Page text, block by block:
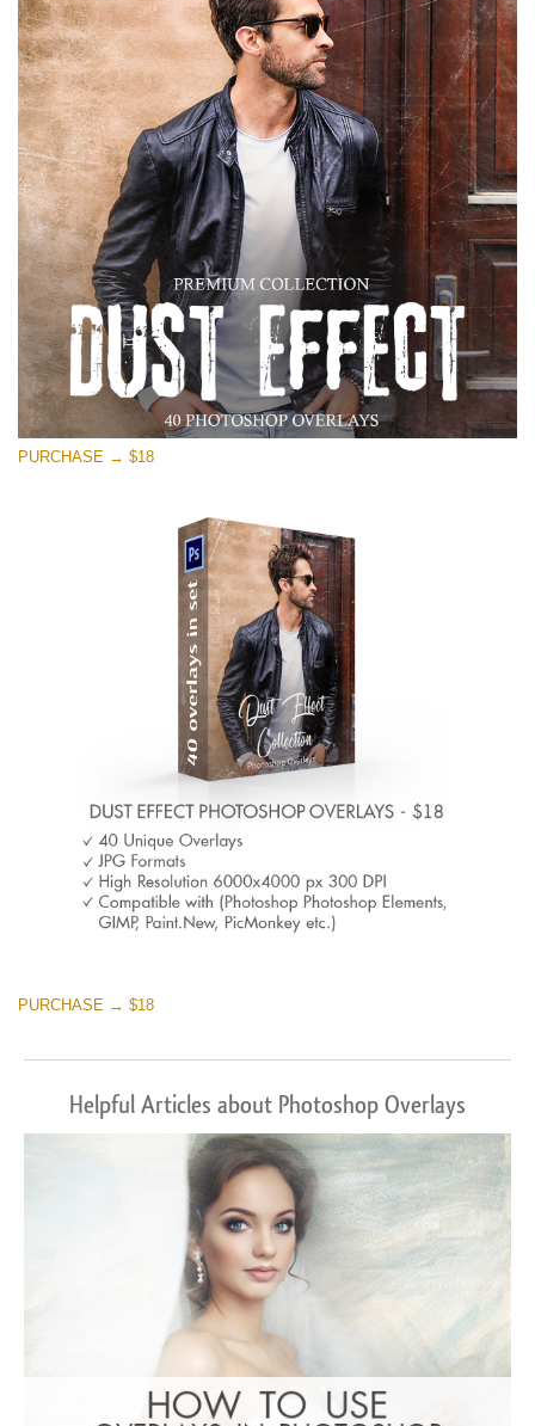
(1783 Overlays)
Large 6000*4000px
無料ダウンロード
PURCHASE → $18
PURCHASE → $18
Helpful Articles about Photoshop Overlays